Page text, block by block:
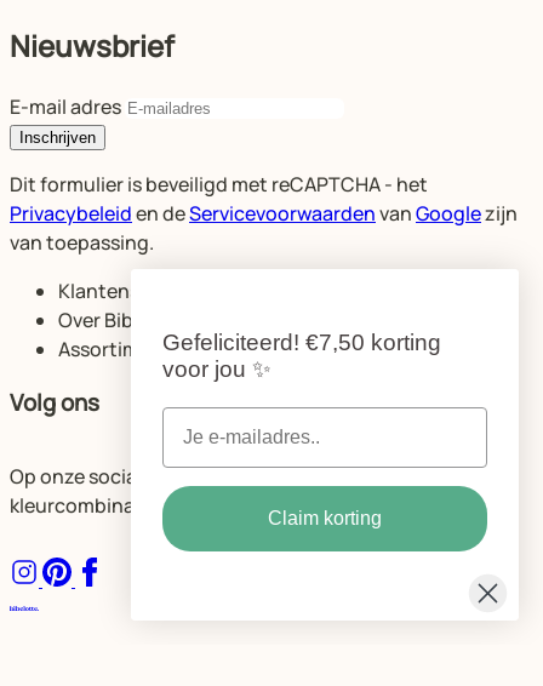
Nieuwsbrief
E-mail adres
Inschrijven
Dit formulier is beveiligd met reCAPTCHA - het
Privacybeleiden deServicevoorwaardenvanGooglezijn
van toepassing.
Klantenservice
Over Bibelotte
Assortiment
Volg ons
Op onze socials delen we volop ideeën voor de mooiste
kleurcombinaties en ruimtes.
Gefeliciteerd! €7,50 korting
voor jou ✨
Claim korting